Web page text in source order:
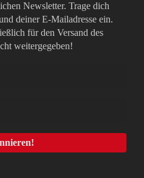
Newsletter. Trage dich
deiner E-Mailadresse ein.
für den Versand des
weitergegeben!